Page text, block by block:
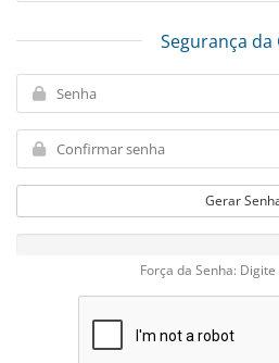
Segurança da
Gerar
Força da Senha: